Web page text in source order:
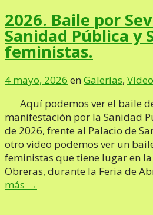
2026. Baile por
Sanidad Pública y
feministas.
4 mayo, 2026 enGalerías,
Aquí podemos ver el baile
manifestación por la Sanidad
de 2026, frente al Palacio de
otro video podemos ver un
feministas que tiene lugar en
Obreras, durante la Feria de
más →